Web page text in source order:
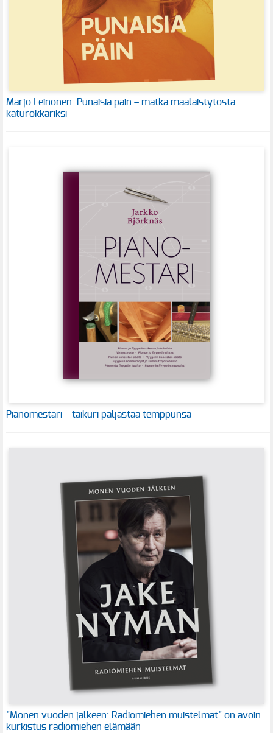
Marjo Leinonen: Punaisia päin – matka maalaistytöstä
katurokkariksi
Pianomestari – taikuri paljastaa temppunsa
"Monen vuoden jälkeen: Radiomiehen muistelmat" on avoin
kurkistus radiomiehen elämään